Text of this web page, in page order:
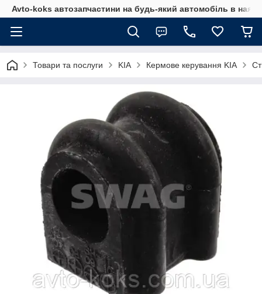
Avto-koks автозапчастини на будь-який автомобіль в
Товари та послуги KIA Кермове керування KIA